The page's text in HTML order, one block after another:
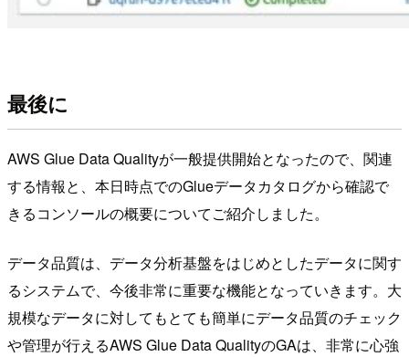
最後に
AWS Glue Data Qualityが一般提供開始となったので、関連
する情報と、本日時点でのGlueデータカタログから確認で
きるコンソールの概要についてご紹介しました。
データ品質は、データ分析基盤をはじめとしたデータに関す
るシステムで、今後非常に重要な機能となっていきます。大
規模なデータに対してもとても簡単にデータ品質のチェック
や管理が行えるAWS Glue Data QualityのGAは、非常に心強